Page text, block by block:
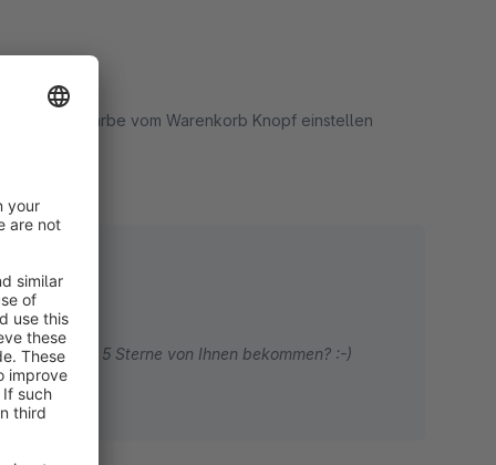
der Farbe vom Warenkorb Knopf einstellen
dann die 5 Sterne von Ihnen bekommen? :-)